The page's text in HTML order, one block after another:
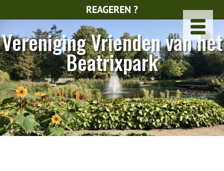
REAGEREN ?
Vereniging Vrienden van het
Beatrixpark